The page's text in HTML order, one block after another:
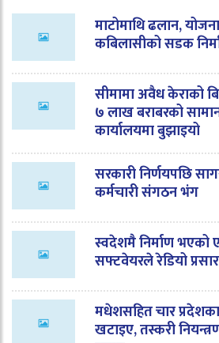
माटोमाथि ढलान,
कबिलासीको सडक
सीमामा अवैध केराको
७ लाख बराबरको
कार्यालयमा बुझाइयो
सरकारी निर्णयपछि
कर्मचारी संगठन भंग
स्वदेशमै निर्माण
सफ्टवेयरले रेडियो
मधेशसहित चार
खटाइए, तस्करी